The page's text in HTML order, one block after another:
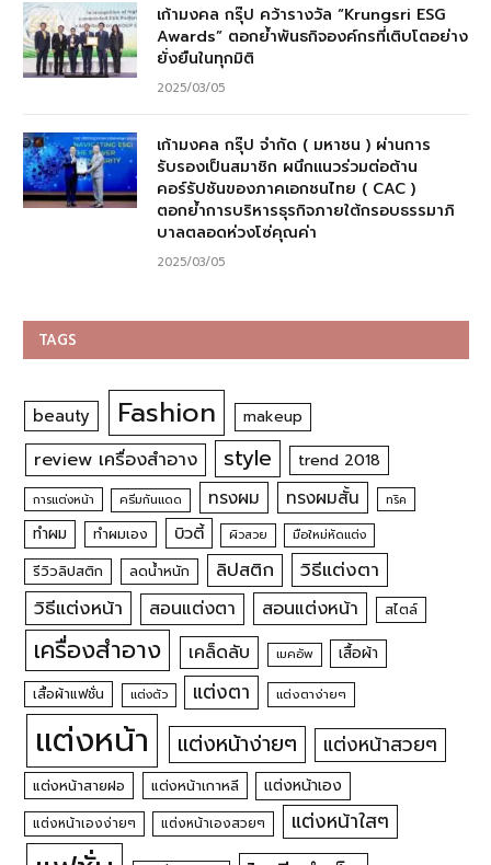
เก้ามงคล กรุ๊ป คว้ารางวัล “Krungsri ESG
Awards” ตอกย้ำพันธกิจองค์กรที่เติบโตอย่าง
ยั่งยืนในทุกมิติ
2025/03/05
เก้ามงคล กรุ๊ป จำกัด ( มหาชน ) ผ่านการ
รับรองเป็นสมาชิก ผนึกแนวร่วมต่อต้าน
คอร์รัปชันของภาคเอกชนไทย ( CAC )
ตอกย้ำการบริหารธุรกิจภายใต้กรอบธรรมาภิ
บาลตลอดห่วงโซ่คุณค่า
2025/03/05
TAGS
beauty Fashion makeup
review เครื่องสำอาง style trend 2018
การแต่งหน้า ครีมกันแดด ทรงผม ทรงผมสั้น ทริค
ทำผม ทำผมเอง บิวตี้ ผิวสวย มือใหม่หัดแต่ง
รีวิวลิปสติก ลดน้ำหนัก ลิปสติก
วิธีแต่งตา
วิธีแต่งหน้า
สอนแต่งตา สอนแต่งหน้า สไตล์
เครื่องสำอาง เคล็ดลับ เมคอัพ เสื้อผ้า
เสื้อผ้าแฟชั่น แต่งตัว แต่งตา แต่งตาง่ายๆ
แต่งหน้า แต่งหน้าง่ายๆ แต่งหน้าสวยๆ
แต่งหน้าสายฝอ แต่งหน้าเกาหลี แต่งหน้าเอง
แต่งหน้าเองง่ายๆ แต่งหน้าเองสวยๆ แต่งหน้าใสๆ